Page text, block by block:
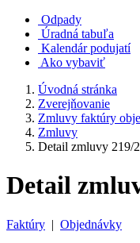
Odpady
Úradná tabuľa
Kalendár podujatí
Ako vybaviť
Úvodná stránka
Zverejňovanie
Zmluvy faktúry
Zmluvy
Detail zmluvy 219/
Detail
Faktúry | Objednávky